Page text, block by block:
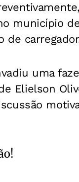
município
de
uma
Elielson